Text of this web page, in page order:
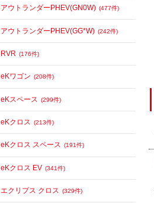
アウトランダーPHEV(GN0W) (477件)
アウトランダーPHEV(GG*W) (242件)
RVR (176件)
eKワゴン (208件)
eKスペース (299件)
eKクロス (213件)
eKクロス スペース (191件)
eKクロス EV (341件)
エクリプス クロス (329件)